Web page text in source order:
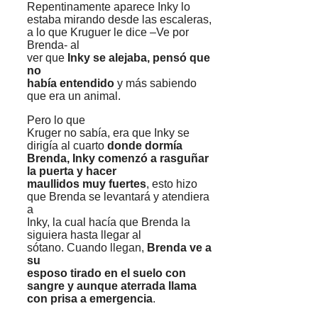
Repentinamente aparece Inky lo
estaba mirando desde las escaleras,
a lo que Kruguer le dice –Ve por
Brenda- al
ver que Inky se alejaba, pensó que
no
había entendido y más sabiendo
que era un animal.
Pero lo que
Kruger no sabía, era que Inky se
dirigía al cuarto donde dormía
Brenda, Inky comenzó a rasguñar
la puerta y hacer
maullidos muy fuertes, esto hizo
que Brenda se levantará y atendiera
a
Inky, la cual hacía que Brenda la
siguiera hasta llegar al
sótano. Cuando llegan, Brenda ve a
su
esposo tirado en el suelo con
sangre y aunque aterrada llama
con prisa a emergencia.